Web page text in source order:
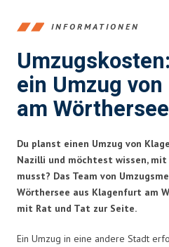
INFORMATIONEN
ein Umzug
am
Du planst einen Umzug von
Nazilli und möchtest wissen,
musst? Das Team von
Wörthersee aus Klagenfurt am
mit Rat und Tat zur Seite.
Ein Umzug in eine andere Stadt